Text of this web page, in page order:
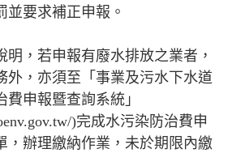
並要求補正申報。
明，若申報有廢水排放之業者，
外，亦須至「事業及污水下水道
費申報暨查詢系統」
)完成水污染防治費申
，辦理繳納作業，未於期限內繳